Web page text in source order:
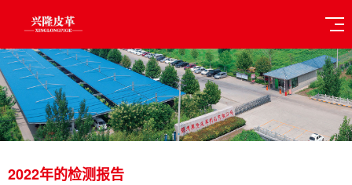
2022年的检测报告